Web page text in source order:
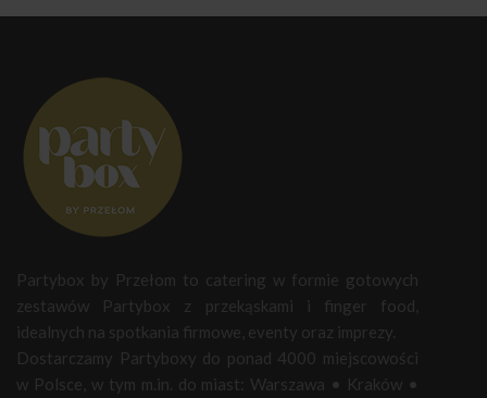
Partybox by Przełom to catering w formie gotowych
zestawów Partybox z przekąskami i finger food,
idealnych na spotkania firmowe, eventy oraz imprezy.
Dostarczamy Partyboxy do ponad 4000 miejscowości
w Polsce, w tym m.in. do miast: Warszawa • Kraków •